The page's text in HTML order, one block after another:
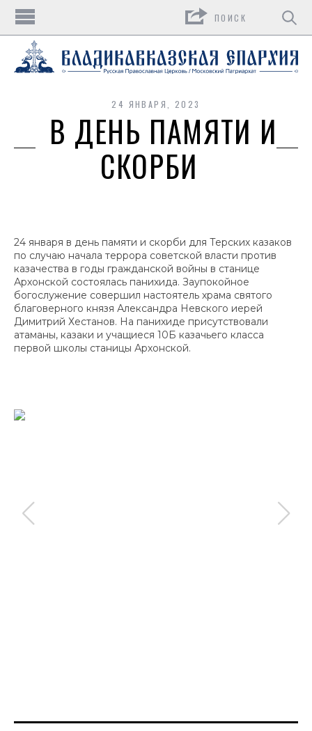
24 ЯНВАРЯ, 2023
В ДЕНЬ ПАМЯТИ И
СКОРБИ
24 января в день памяти и скорби для Терских казаков
по случаю начала террора советской власти против
казачества в годы гражданской войны в станице
Архонской состоялась панихида. Заупокойное
богослужение совершил настоятель храма святого
благоверного князя Александра Невского иерей
Димитрий Хестанов. На панихиде присутствовали
атаманы, казаки и учащиеся 10Б казачьего класса
первой школы станицы Архонской.